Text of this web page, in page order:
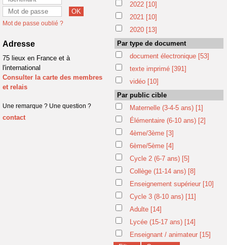
Mot de passe oublié ?
Adresse
75 lieux en France et à
l'international
Consulter la carte des membres
et relais
Une remarque ? Une question ?
contact
2022 [10]
2021 [10]
2020 [13]
Par type de document
document électronique [53]
texte imprimé [391]
vidéo [10]
Par public cible
Maternelle (3-4-5 ans) [1]
Élémentaire (6-10 ans) [2]
4ème/3ème [3]
6ème/5ème [4]
Cycle 2 (6-7 ans) [5]
Collège (11-14 ans) [8]
Enseignement supérieur [10]
Cycle 3 (8-10 ans) [11]
Adulte [14]
Lycée (15-17 ans) [14]
Enseignant / animateur [15]